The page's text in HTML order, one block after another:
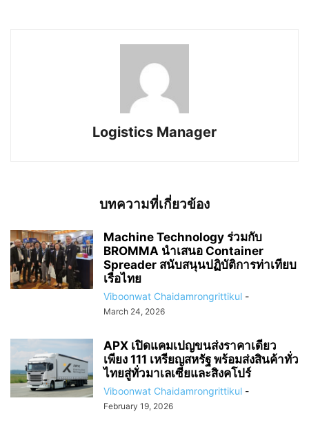
Logistics Manager
บทความที่เกี่ยวข้อง
Machine Technology ร่วมกับ
BROMMA นำเสนอ Container
Spreader สนับสนุนปฏิบัติการท่าเทียบ
เรือไทย
Viboonwat Chaidamrongrittikul -
March 24, 2026
APX เปิดแคมเปญขนส่งราคาเดียว
เพียง 111 เหรียญสหรัฐ พร้อมส่งสินค้าทั่ว
ไทยสู่ทั่วมาเลเซียและสิงคโปร์
Viboonwat Chaidamrongrittikul -
February 19, 2026